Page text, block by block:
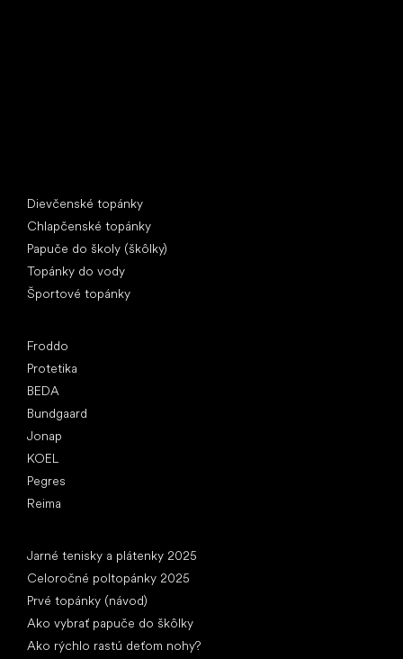
Dievčenské topánky
Chlapčenské topánky
Papuče do školy (škôlky)
Topánky do vody
Športové topánky
Froddo
Protetika
BEDA
Bundgaard
Jonap
KOEL
Pegres
Reima
Jarné tenisky a plátenky 2025
Celoročné poltopánky 2025
Prvé topánky (návod)
Ako vybrať papuče do škôlky
Ako rýchlo rastú deťom nohy?